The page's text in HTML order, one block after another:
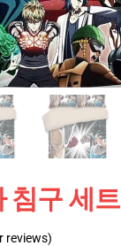
침구 세트
reviews)